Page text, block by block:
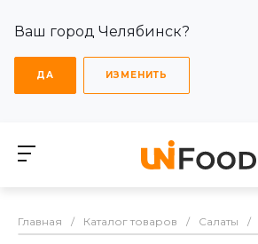
Ваш город Челябинск?
ДА ИЗМЕНИТЬ
Главная / Каталог товаров / Салаты /